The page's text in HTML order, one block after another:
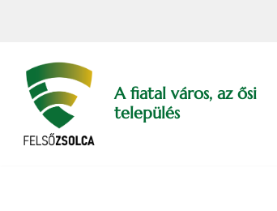
content
A fiatal város, az ősi
település